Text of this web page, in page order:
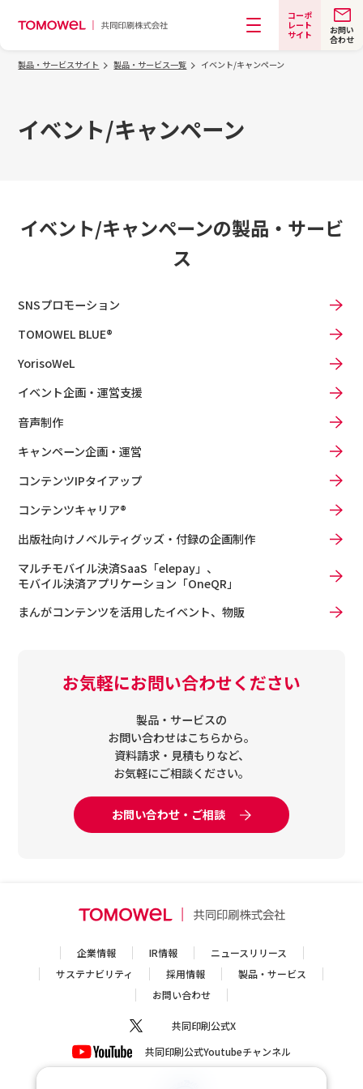
コーポ
レート
サイト
お問い
合わせ
製品・サービスサイト 製品・サービス一覧 イベント/キャンペーン
イベント/キャンペーン
イベント/キャンペーンの製品‧サービ
ス
SNSプロモーション
TOMOWEL BLUE®
YorisoWeL
イベント企画・運営支援
音声制作
キャンペーン企画・運営
コンテンツIPタイアップ
コンテンツキャリア®
出版社向けノベルティグッズ・付録の企画制作
マルチモバイル決済SaaS「elepay」、
モバイル決済アプリケーション「OneQR」
まんがコンテンツを活用したイベント、物販
お気軽にお問い合わせください
製品・サービスの
お問い合わせはこちらから。
資料請求・見積もりなど、
お気軽にご相談ください。
お問い合わせ・ご相談
企業情報 IR情報
ニュースリリース
サステナビリティ
採用情報
製品・サービス
お問い合わせ
共同印刷公式X
共同印刷公式Youtubeチャンネル